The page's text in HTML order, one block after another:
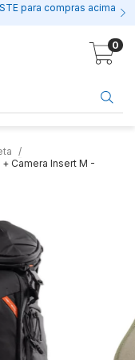
para compras acima
0
Camera Insert M -